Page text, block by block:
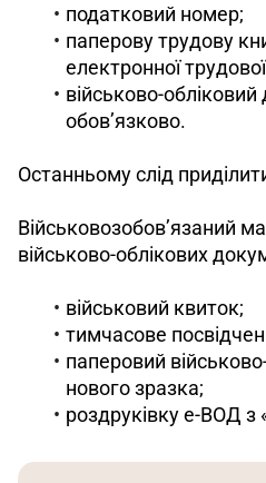
податковий номер;
паперову трудову
електронної
військово-
обов’язково.
Останньому слід
Військовозобов’язаний
військово-облікових
військовий квиток;
тимчасове
паперовий
нового зразка;
роздруківку е-ВОД з